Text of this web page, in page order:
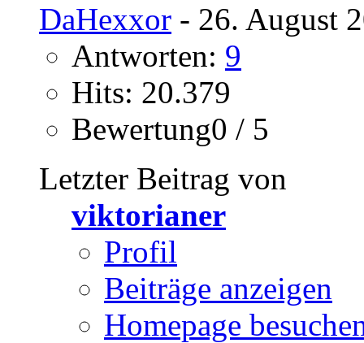
DaHexxor - 26. August
Antworten: 9
Hits: 20.379
Bewertung0 / 5
Letzter Beitrag von
viktorianer
Profil
Beiträge anzeigen
Homepage